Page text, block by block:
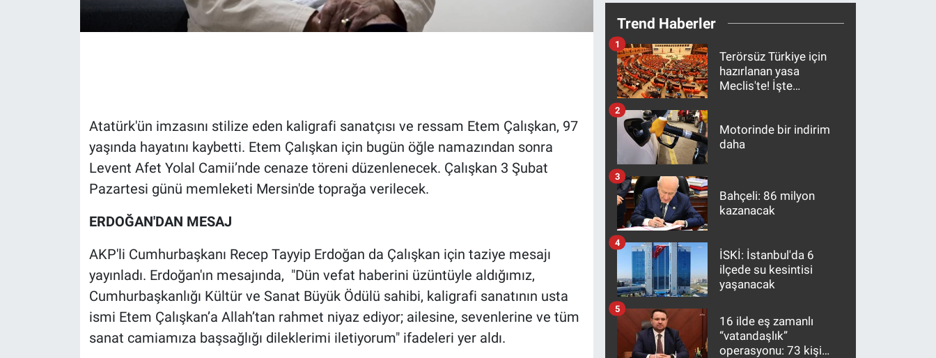
Atatürk'ün imzasını stilize eden kaligrafi sanatçısı ve ressam Etem Çalışkan, 97
yaşında hayatını kaybetti. Etem Çalışkan için bugün öğle namazından sonra
Levent Afet Yolal Camii’nde cenaze töreni düzenlenecek. Çalışkan 3 Şubat
Pazartesi günü memleketi Mersin'de toprağa verilecek.
ERDOĞAN'DAN MESAJ
AKP'li Cumhurbaşkanı Recep Tayyip Erdoğan da Çalışkan için taziye mesajı
yayınladı. Erdoğan'ın mesajında, "Dün vefat haberini üzüntüyle aldığımız,
Cumhurbaşkanlığı Kültür ve Sanat Büyük Ödülü sahibi, kaligrafi sanatının usta
ismi Etem Çalışkan’a Allah’tan rahmet niyaz ediyor; ailesine, sevenlerine ve tüm
sanat camiamıza başsağlığı dileklerimi iletiyorum" ifadeleri yer aldı.
Trend Haberler
Terörsüz Türkiye için
hazırlanan yasa
Meclis'te! İşte
1
Motorinde bir indirim
daha
2
Bahçeli: 86 milyon
kazanacak
3
İSKİ: İstanbul'da 6
ilçede su kesintisi
yaşanacak
4
16 ilde eş zamanlı
“vatandaşlık”
operasyonu: 73 kişi
5
Gündem Özel
Kültür Sanat
Ne demişti